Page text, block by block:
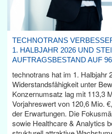
TECHNOTRANS
1. HALBJAHR 2026 UND
AUFTRAGSBESTAND AUF
technotrans hat im 1. Halbjahr
Widerstandsfähigkeit unter
Konzernumsatz lag mit 113,3
Vorjahreswert von 120,6 Mio.
der Erwartungen. Die
sowie Healthcare & Analytics